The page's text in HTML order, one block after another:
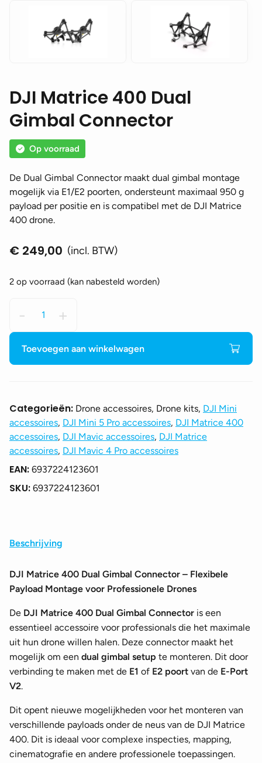
DJI Matrice 400 Dual
Gimbal Connector
Op voorraad
De Dual Gimbal Connector maakt dual gimbal montage
mogelijk via E1/E2 poorten, ondersteunt maximaal 950 g
payload per positie en is compatibel met de DJI Matrice
400 drone.
€ 249,00 (incl. BTW)
2 op voorraad (kan nabesteld worden)
-
Matrice
400
Dual
Gimbal
+
Toevoegen aan winkelwagen
Categorieën: Drone accessoires, Drone kits, DJI Mini
accessoires, DJI Mini 5 Pro accessoires, DJI Matrice 400
accessoires, DJI Mavic accessoires, DJI Matrice
accessoires, DJI Mavic 4 Pro accessoires
EAN: 6937224123601
SKU: 6937224123601
Beschrijving
DJI Matrice 400 Dual Gimbal Connector – Flexibele
Payload Montage voor Professionele Drones
De DJI Matrice 400 Dual Gimbal Connector is een
essentieel accessoire voor professionals die het maximale
uit hun drone willen halen. Deze connector maakt het
mogelijk om een dual gimbal setup te monteren. Dit door
verbinding te maken met de E1 of E2 poort van de E-Port
V2.
Dit opent nieuwe mogelijkheden voor het monteren van
verschillende payloads onder de neus van de DJI Matrice
400. Dit is ideaal voor complexe inspecties, mapping,
cinematografie en andere professionele toepassingen.